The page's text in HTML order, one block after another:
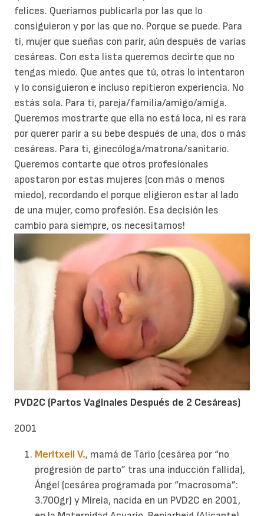
felices. Queríamos publicarla por las que lo
consiguieron y por las que no. Porque se puede. Para
ti, mujer que sueñas con parir, aún después de varias
cesáreas. Con esta lista queremos decirte que no
tengas miedo. Que antes que tú, otras lo intentaron
y lo consiguieron e incluso repitieron experiencia. No
estás sola. Para ti, pareja/familia/amigo/amiga.
Queremos mostrarte que ella no está loca, ni es rara
por querer parir a su bebe después de una, dos o más
cesáreas. Para ti, ginecóloga/matrona/sanitario.
Queremos contarte que otros profesionales
apostaron por estas mujeres (con más o menos
miedo), recordando el porque eligieron estar al lado
de una mujer, como profesión. Esa decisión les
cambio para siempre, os necesitamos!
PVD2C (Partos Vaginales Después de 2 Cesáreas)
2001
Meritxell V., mamá de Tario (cesárea por “no
progresión de parto” tras una inducción fallida),
Ángel (cesárea programada por “macrosoma”:
3.700gr) y Mireia, nacida en un PVD2C en 2001,